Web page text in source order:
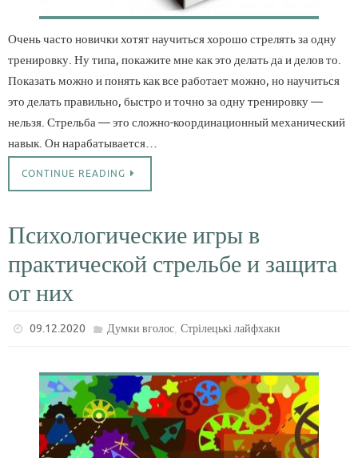
Очень часто новички хотят научиться хорошо стрелять за одну
тренировку. Ну типа, покажите мне как это делать да и делов то.
Показать можно и понять как все работает можно, но научиться
это делать правильно, быстро и точно за одну тренировку —
нельзя. Стрельба — это сложно-координационный механический
навык. Он нарабатывается…
CONTINUE READING
Психологические игры в
практической стрельбе и защита
от них
09.12.2020 Думки вголос, Стрілецькі лайфхаки